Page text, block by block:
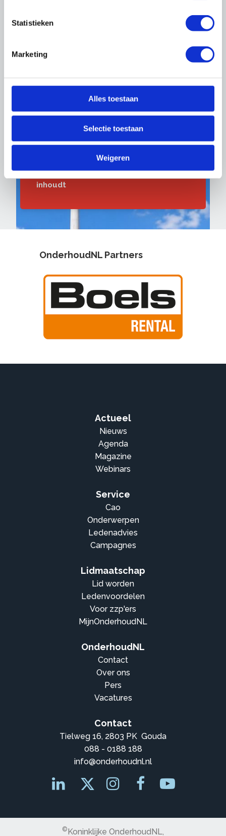
Statistieken
Marketing
Alles toestaan
Selectie toestaan
Weigeren
Word ook lid
Profiteer direct van kortingen, tools,
informatie en onze lobby om nog slimmer
te ondernemen. Samen zijn we een sterke
sector van ondernemers en vakmensen.
Bekijk wat het lidmaatschap
inhoudt
OnderhoudNL Partners
Actueel
Nieuws
Agenda
Magazine
Webinars
Service
Cao
Onderwerpen
Ledenadvies
Campagnes
Lidmaatschap
Lid worden
Ledenvoordelen
Voor zzp'ers
MijnOnderhoudNL
OnderhoudNL
Contact
Over ons
Pers
Vacatures
Contact
Tielweg 16, 2803 PK Gouda
088 - 0188 188
info@onderhoudnl.nl
© Koninklijke OnderhoudNL,